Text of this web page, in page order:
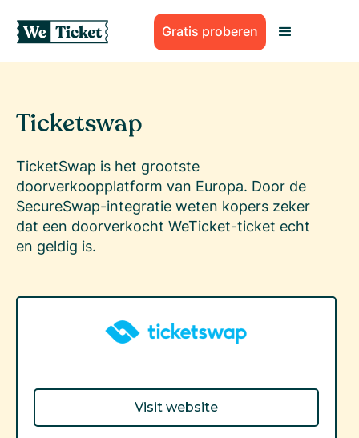
Gratis proberen
Ticketswap
TicketSwap is het grootste
doorverkoopplatform van Europa. Door de
SecureSwap-integratie weten kopers zeker
dat een doorverkocht WeTicket-ticket echt
en geldig is.
Visit website